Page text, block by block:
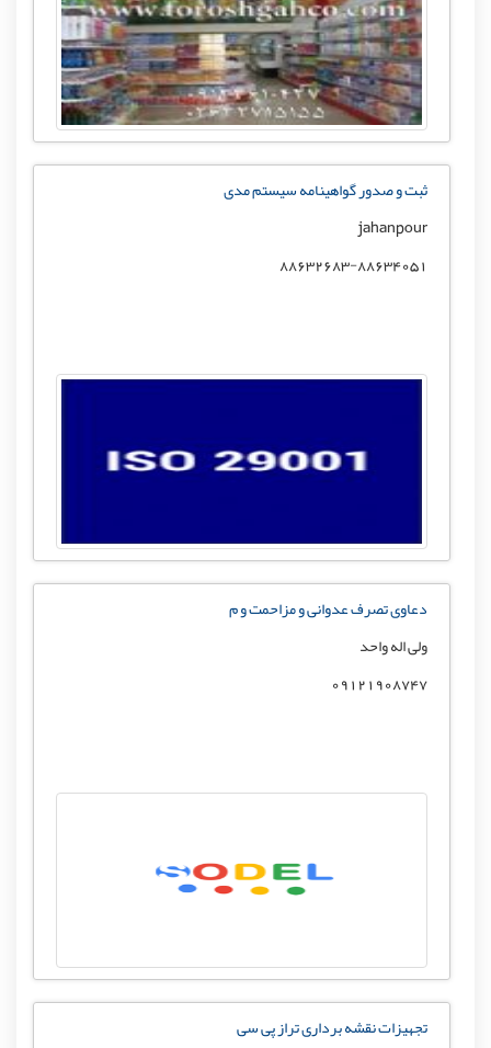
ثبت و صدور گواهینامه سیستم مدی
jahanpour
88632683-88634051
دعاوی تصرف عدوانی و مزاحمت و م
ولی اله واحد
09121908747
تجهیزات نقشه برداری تراز پی سی